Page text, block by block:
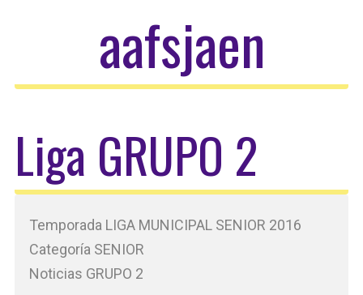
aafsjaen
Liga GRUPO 2
Temporada LIGA MUNICIPAL SENIOR 2016
Categoría SENIOR
Noticias GRUPO 2